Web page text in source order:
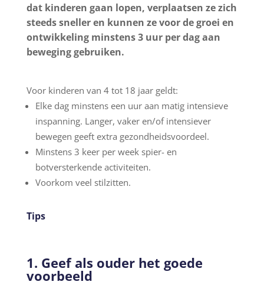
dat kinderen gaan lopen, verplaatsen ze zich
steeds sneller en kunnen ze voor de groei en
ontwikkeling minstens 3 uur per dag aan
beweging gebruiken.
Voor kinderen van 4 tot 18 jaar geldt:
Elke dag minstens een uur aan matig intensieve
inspanning. Langer, vaker en/of intensiever
bewegen geeft extra gezondheidsvoordeel.
Minstens 3 keer per week spier- en
botversterkende activiteiten.
Voorkom veel stilzitten.
Tips
1. Geef als ouder het goede
voorbeeld